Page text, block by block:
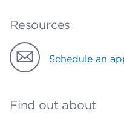
Resources
Schedule an
Find out about